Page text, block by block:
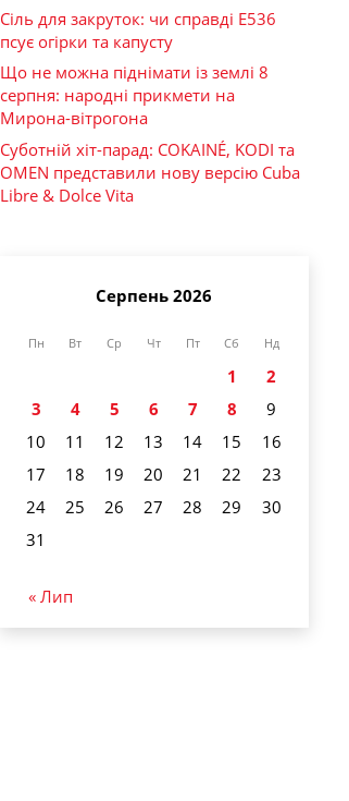
Сіль для закруток: чи справді Е536
псує огірки та капусту
Що не можна піднімати із землі 8
серпня: народні прикмети на
Мирона-вітрогона
Суботній хіт-парад: COKAINÉ, KODI та
OMEN представили нову версію Cuba
Libre & Dolce Vita
Серпень 2026
Пн Вт Ср Чт Пт Сб Нд
1
2
3
4 5 6 7 8
9
10
11 12 13 14 15
16
17
18 19 20 21 22
23
24
25 26 27 28 29
30
31
« Лип